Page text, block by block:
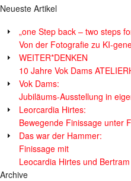
Neueste Artikel
„one Step back – two steps
Von der Fotografie zu KI-
WEITER*DENKEN
10 Jahre Vok Dams
Vok Dams:
Jubiläums-Ausstellung in
Leorcardia Hirtes:
Bewegende Finissage unter
Das war der Hammer:
Finissage mit
Leocardia Hirtes und
Archive